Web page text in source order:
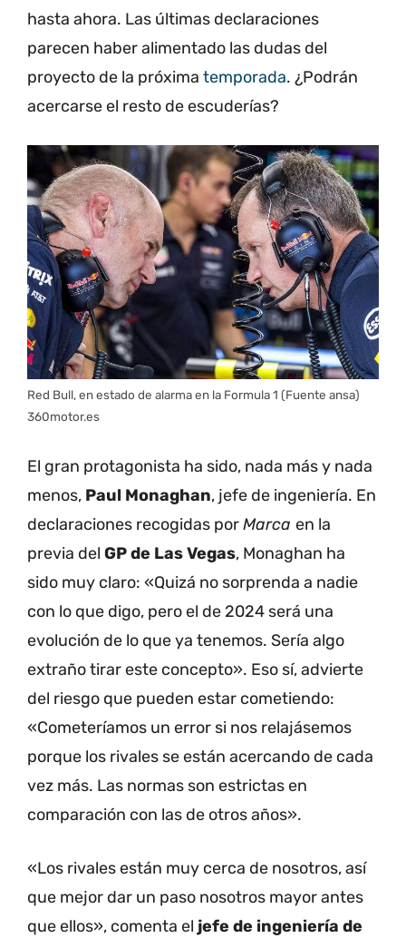
hasta ahora. Las últimas declaraciones
parecen haber alimentado las dudas del
proyecto de la próxima temporada. ¿Podrán
acercarse el resto de escuderías?
Red Bull, en estado de alarma en la Formula 1 (Fuente ansa)
360motor.es
El gran protagonista ha sido, nada más y nada
menos, Paul Monaghan, jefe de ingeniería. En
declaraciones recogidas porMarca en la
previa del GP de Las Vegas, Monaghan ha
sido muy claro: «Quizá no sorprenda a nadie
con lo que digo, pero el de 2024 será una
evolución de lo que ya tenemos. Sería algo
extraño tirar este concepto». Eso sí, advierte
del riesgo que pueden estar cometiendo:
«Cometeríamos un error si nos relajásemos
porque los rivales se están acercando de cada
vez más. Las normas son estrictas en
comparación con las de otros años».
«Los rivales están muy cerca de nosotros, así
que mejor dar un paso nosotros mayor antes
que ellos», comenta el jefe de ingeniería de